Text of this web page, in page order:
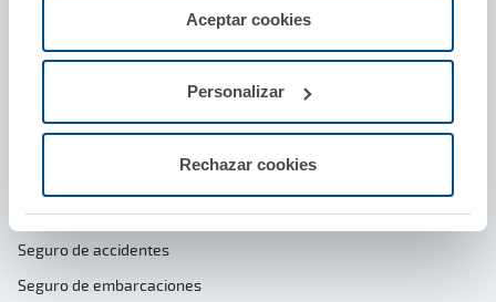
configurarlas usando el botón “Personalizar".
Aceptar cookies
Personalizar
Rechazar cookies
Seguros particulares
Seguro de moto y ciclomotor
Seguro de viajes
Seguro de accidentes
Seguro de embarcaciones